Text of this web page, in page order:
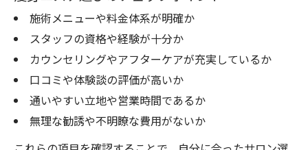
施術メニューや料金体系が明確か
スタッフの資格や経験が十分か
カウンセリングやアフターケアが充実しているか
口コミや体験談の評価が高いか
通いやすい立地や営業時間であるか
無理な勧誘や不明瞭な費用がないか